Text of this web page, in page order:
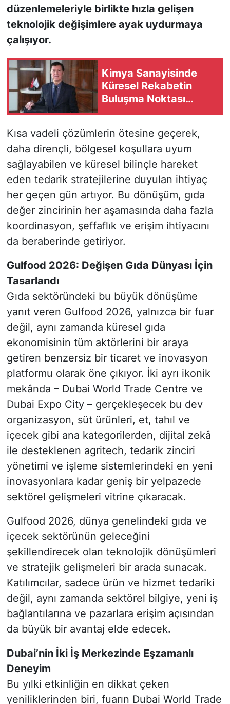
düzenlemeleriyle birlikte hızla gelişen
teknolojik değişimlere ayak uydurmaya
çalışıyor.
Kimya Sanayisinde
Küresel Rekabetin
Buluşma Noktası
Kısa vadeli çözümlerin ötesine geçerek,
daha dirençli, bölgesel koşullara uyum
sağlayabilen ve küresel bilinçle hareket
eden tedarik stratejilerine duyulan ihtiyaç
her geçen gün artıyor. Bu dönüşüm, gıda
değer zincirinin her aşamasında daha fazla
koordinasyon, şeffaflık ve erişim ihtiyacını
da beraberinde getiriyor.
Gulfood 2026: Değişen Gıda Dünyası İçin
Tasarlandı
Gıda sektöründeki bu büyük dönüşüme
yanıt veren Gulfood 2026, yalnızca bir fuar
değil, aynı zamanda küresel gıda
ekonomisinin tüm aktörlerini bir araya
getiren benzersiz bir ticaret ve inovasyon
platformu olarak öne çıkıyor. İki ayrı ikonik
mekânda – Dubai World Trade Centre ve
Dubai Expo City – gerçekleşecek bu dev
organizasyon, süt ürünleri, et, tahıl ve
içecek gibi ana kategorilerden, dijital zekâ
ile desteklenen agritech, tedarik zinciri
yönetimi ve işleme sistemlerindeki en yeni
inovasyonlara kadar geniş bir yelpazede
sektörel gelişmeleri vitrine çıkaracak.
Gulfood 2026, dünya genelindeki gıda ve
içecek sektörünün geleceğini
şekillendirecek olan teknolojik dönüşümleri
ve stratejik gelişmeleri bir arada sunacak.
Katılımcılar, sadece ürün ve hizmet tedariki
değil, aynı zamanda sektörel bilgiye, yeni iş
bağlantılarına ve pazarlara erişim açısından
da büyük bir avantaj elde edecek.
Dubai’nin İki İş Merkezinde Eşzamanlı
Deneyim
Bu yılki etkinliğin en dikkat çeken
yeniliklerinden biri, fuarın Dubai World Trade